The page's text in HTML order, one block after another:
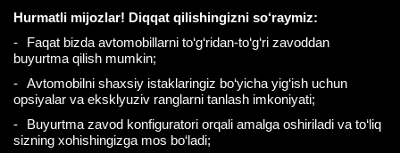
Hurmatli mijozlar! Diqqat qilishingizni so‘raymiz:
Faqat bizda avtomobillarni to‘g‘ridan-to‘g‘ri zavoddan
buyurtma qilish mumkin;
Avtomobilni shaxsiy istaklaringiz bo‘yicha yig‘ish uchun
opsiyalar va eksklyuziv ranglarni tanlash imkoniyati;
Buyurtma zavod konfiguratori orqali amalga oshiriladi va to‘liq
sizning xohishingizga mos bo‘ladi;